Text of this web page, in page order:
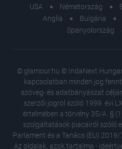
USA Németország
Anglia
Bulgária
Spanyolország
© glamour.hu © IndaNext
kapcsolatban minden jog
szöveg- és adatbányászat
szerzői jogról szóló 1999. évi
értelmében a törvény 35/A. §
szolgáltatások piacairól szóló
Parlament és a Tanács (EU)
Az oldalak, azok tartalma -